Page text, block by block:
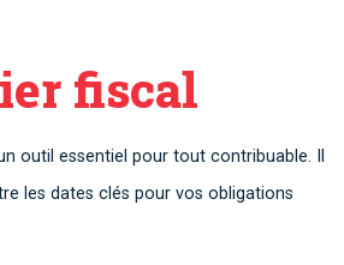
fiscal
outil essentiel pour tout contribuable. Il
les dates clés pour vos obligations